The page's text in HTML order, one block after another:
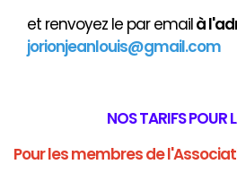
et renvoyez le par emailà
jorionjeanlouis@gmail.com
NOS TARIFS POUR
Pour les membres de